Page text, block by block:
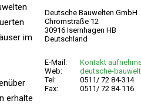
im
erhalte
Deutsche Bauwelten GmbH
Chromstraße 12
30916 Isernhagen HB
Deutschland
E-Mail:
Kontakt
Web:
deutsche-
Tel:
0511/ 72 84-314
Fax:
0511/ 72 84-116